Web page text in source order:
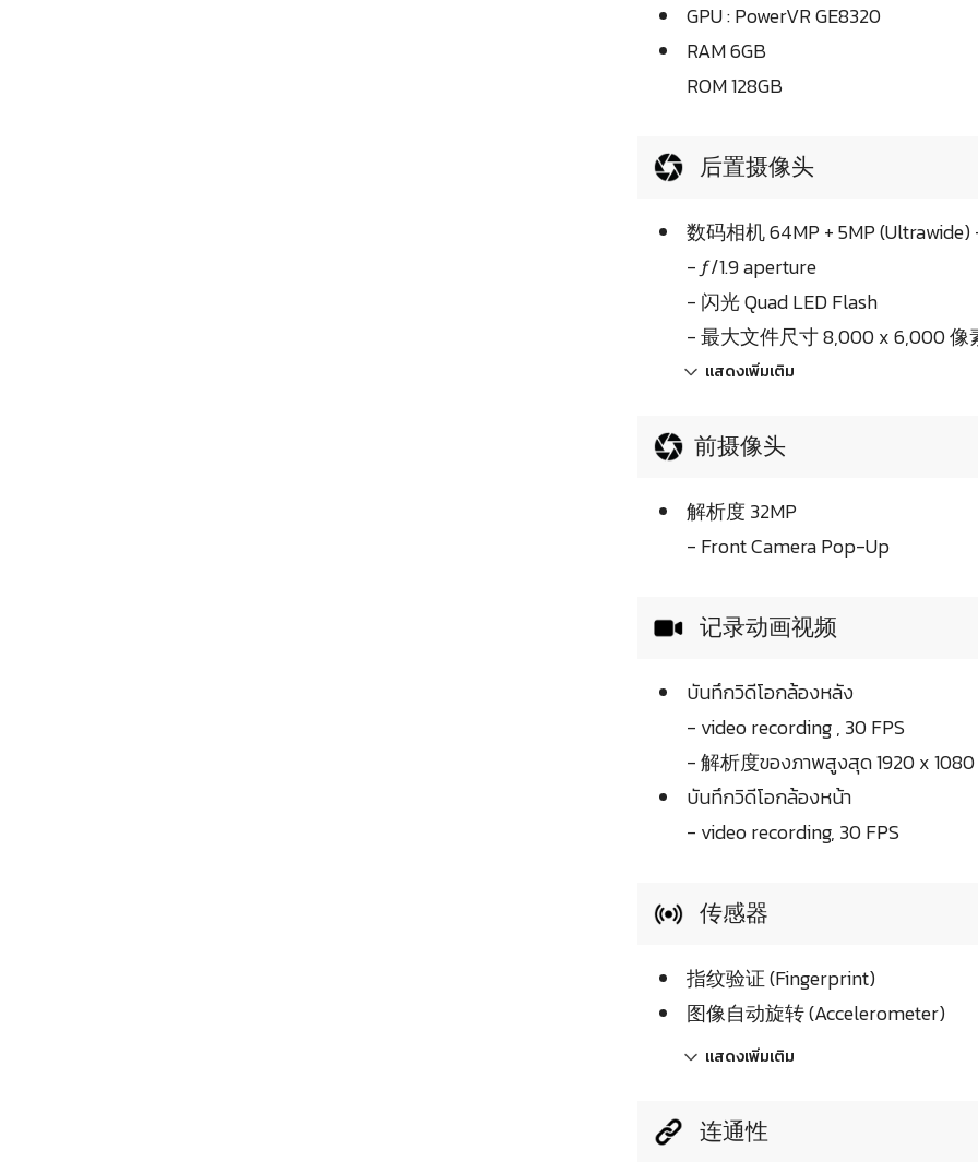
GPU : PowerVR GE8320
RAM 6GB
ROM 128GB
后置摄像头
数码相机 64MP + 5MP (Ultrawide)
- ƒ/1.9 aperture
- 闪光 Quad LED Flash
- 最大文件尺寸 8,000 x 6,000 像
แสดงเพิ่มเติม
前摄像头
解析度 32MP
- Front Camera Pop-Up
记录动画视频
บันทึกวิดีโอกล้องหลัง
- video recording , 30 FPS
- 解析度ของภาพสูงสุด 1920 x
บันทึกวิดีโอกล้องหน้า
- video recording, 30 FPS
传感器
指纹验证 (Fingerprint)
图像自动旋转 (Accelerometer)
แสดงเพิ่มเติม
连通性